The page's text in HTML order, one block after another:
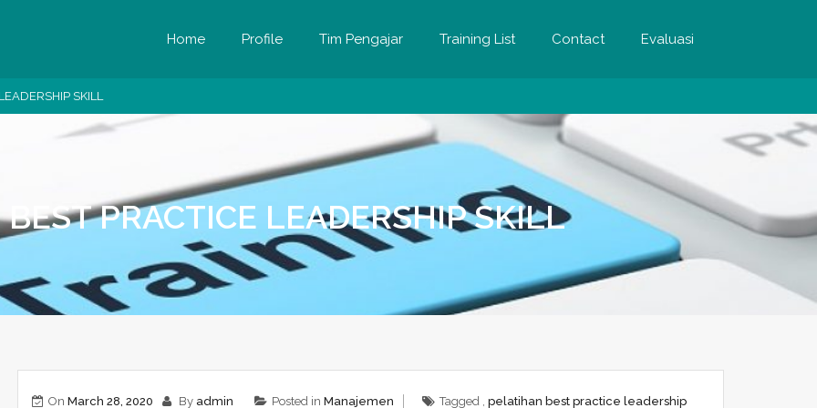
Home Profile Tim Pengajar Training List Contact Evaluasi
SKILL
BEST PRACTICE LEADERSHIP SKILL
On March 28, 2020 By admin Posted in Manajemen Tagged , pelatihan best practice leadership